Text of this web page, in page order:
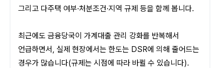
그리고 다주택 여부·처분조건·지역 규제 등을 함께 봅니다.
최근에도 금융당국이 가계대출 관리 강화를 반복해서
언급하면서, 실제 현장에서는 한도는 DSR에 의해 줄어드는
경우가 많습니다(규제는 시점에 따라 바뀔 수 있습니다).